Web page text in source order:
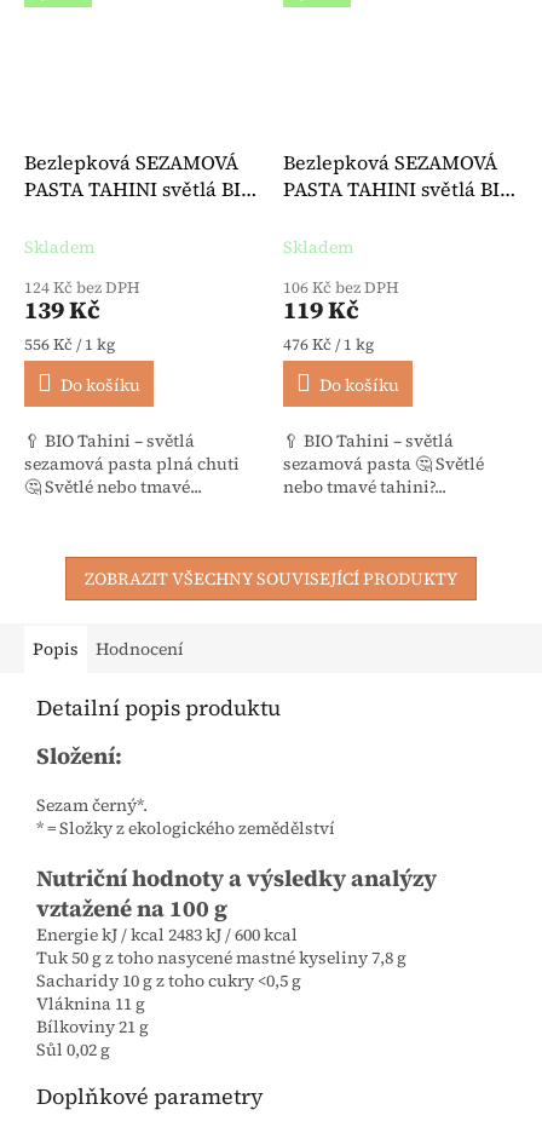
Bezlepková SEZAMOVÁ
PASTA TAHINI světlá BIO
Skladem
124 Kč bez DPH
139 Kč
Měrná cena:
556 Kč / 1 kg
Do košíku
🥄 BIO Tahini – světlá
sezamová pasta plná chuti
🤔 Světlé nebo tmavé...
Bezlepková SEZAMOVÁ
PASTA TAHINI světlá BIO
Skladem
106 Kč bez DPH
119 Kč
Měrná cena:
476 Kč / 1 kg
Do košíku
🥄 BIO Tahini – světlá
sezamová pasta 🤔 Světlé
nebo tmavé tahini?...
ZOBRAZIT VŠECHNY SOUVISEJÍCÍ PRODUKTY
Popis Hodnocení
Detailní popis produktu
Složení:
Sezam černý*.
* = Složky z ekologického zemědělství
Nutriční hodnoty a výsledky analýzy
vztažené na 100 g
Energie kJ / kcal 2483 kJ / 600 kcal
Tuk 50 g z toho nasycené mastné kyseliny 7,8 g
Sacharidy 10 g z toho cukry <0,5 g
Vláknina 11 g
Bílkoviny 21 g
Sůl 0,02 g
Doplňkové parametry